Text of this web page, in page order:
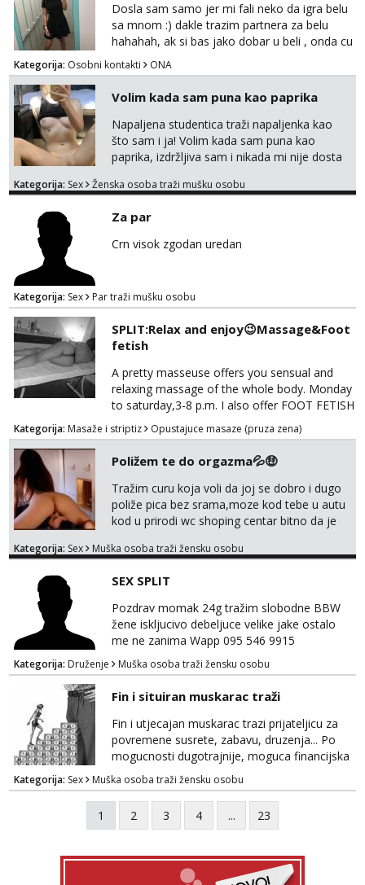
Dosla sam samo jer mi fali neko da igra belu
sa mnom :) dakle trazim partnera za belu
hahahah, ak si bas jako dobar u beli , onda cu
razmislit za dalje Klikni na link ispod i nadji me
tamo, cekam te!
Kategorija: Osobni kontakti ONA
Volim kada sam puna kao paprika
Napaljena studentica traži napaljenka kao
što sam i ja! Volim kada sam puna kao
paprika, izdržljiva sam i nikada mi nije dosta
bilo kad i bilo gdje zato se javi što prije da
tamo, cekam te!
Kategorija: Sex Ženska osoba traži mušku osobu
Za par
Crn visok zgodan uredan
Kategorija: Sex Par traži mušku osobu
SPLIT:Relax and enjoy😉Massage&Foot
fetish
A pretty masseuse offers you sensual and
relaxing massage of the whole body. Monday
to saturday,3-8 p.m. I also offer FOOT FETISH
for lovers of beautiful feets👣👠👡👢 Calls
only,no messages! *NO SEX *PRIORITY IS
GIVEN TO REGULAR CLIENTS
Kategorija: Masaže i striptiz Opustajuce masaze (pruza zena)
Poližem te do orgazma💦🤑
Tražim curu koja voli da joj se dobro i dugo
poliže pica bez srama,moze kod tebe u autu
kod u prirodi wc shoping centar bitno da je
jer nisam solo. Zgodan sam i diskretan,sliku
za brz dogovor Kontakt 0958759047
Kategorija: Sex Muška osoba traži žensku osobu
SEX SPLIT
Pozdrav momak 24g tražim slobodne BBW
žene iskljucivo debeljuce velike jake ostalo
me ne zanima Wapp 095 546 9915
Kategorija: Druženje Muška osoba traži žensku osobu
Fin i situiran muskarac traži
Fin i utjecajan muskarac trazi prijateljicu za
povremene susrete, zabavu, druzenja... Po
mogucnosti dugotrajnije, moguca financijska
potpora!
Kategorija: Sex Muška osoba traži žensku osobu
1 2 3 4 ... 23